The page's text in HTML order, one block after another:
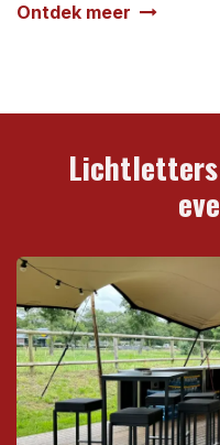
Ontdek meer